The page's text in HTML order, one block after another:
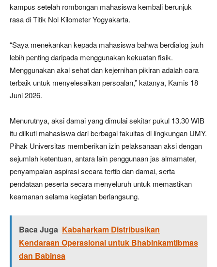
kampus setelah rombongan mahasiswa kembali berunjuk
rasa di Titik Nol Kilometer Yogyakarta.
“Saya menekankan kepada mahasiswa bahwa berdialog jauh
lebih penting daripada menggunakan kekuatan fisik.
Menggunakan akal sehat dan kejernihan pikiran adalah cara
terbaik untuk menyelesaikan persoalan,” katanya, Kamis 18
Juni 2026.
Menurutnya, aksi damai yang dimulai sekitar pukul 13.30 WIB
itu diikuti mahasiswa dari berbagai fakultas di lingkungan UMY.
Pihak Universitas memberikan izin pelaksanaan aksi dengan
sejumlah ketentuan, antara lain penggunaan jas almamater,
penyampaian aspirasi secara tertib dan damai, serta
pendataan peserta secara menyeluruh untuk memastikan
keamanan selama kegiatan berlangsung.
Baca Juga Kabaharkam Distribusikan
Kendaraan Operasional untuk Bhabinkamtibmas
dan Babinsa